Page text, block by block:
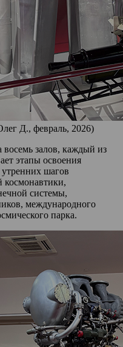
Д., февраль, 2026)
восемь залов, каждый из
этапы освоения
шагов
космонавтики,
системы,
международного
парка.